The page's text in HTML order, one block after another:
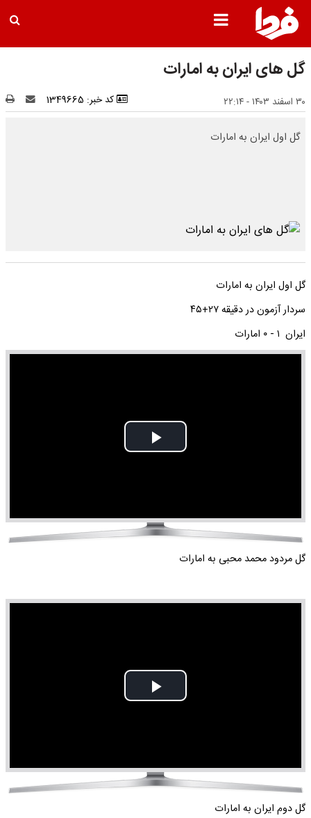
گل های ایران به امارات
۳۰ اسفند ۱۴۰۳ - ۲۲:۱۴ کد خبر: 1349665
گل اول ایران به امارات
گل اول ایران به امارات
سردار آزمون در دقیقه ۲۷+۴۵
ایران ۱ - ۰ امارات
Play
گل مردود محمد محبی به امارات
Play
گل دوم ایران به امارات